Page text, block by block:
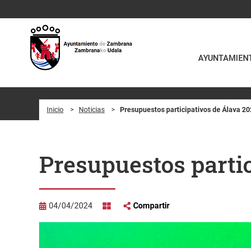
Inicio > Noticias > Presupuestos participativos de Álava
Presupuestos
04/04/2024 Compartir